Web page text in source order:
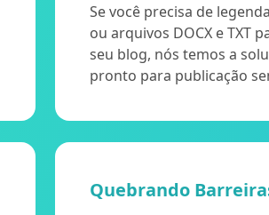
Se você precisa de
ou arquivos DOCX e TXT
seu blog, nós temos a
pronto para publicação
Quebrando